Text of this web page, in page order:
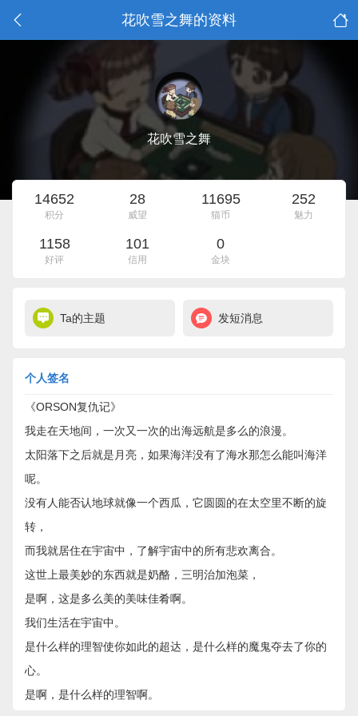
花吹雪之舞的资料
花吹雪之舞
14652
积分
28
威望
11695
猫币
252
魅力
1158
好评
101
信用
0
金块
Ta的主题 发短消息
个人签名
《ORSON复仇记》
我走在天地间，一次又一次的出海远航是多么的浪漫。
太阳落下之后就是月亮，如果海洋没有了海水那怎么能叫海洋
呢。
没有人能否认地球就像一个西瓜，它圆圆的在太空里不断的旋
转，
而我就居住在宇宙中，了解宇宙中的所有悲欢离合。
这世上最美妙的东西就是奶酪，三明治加泡菜，
是啊，这是多么美的美味佳肴啊。
我们生活在宇宙中。
是什么样的理智使你如此的超达，是什么样的魔鬼夺去了你的
心。
是啊，是什么样的理智啊。